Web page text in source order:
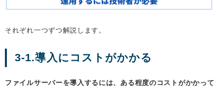
それぞれ一つずつ解説します。
3-1.導入にコストがかかる
ファイルサーバーを導入するには、ある程度のコストがかかって